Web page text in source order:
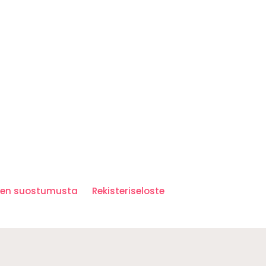
suostumusta Rekisteriseloste